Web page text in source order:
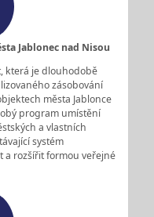
Jablonec nad Nisou
která je dlouhodobě
zásobování
města Jablonce
program umístění
a vlastních
systém
a rozšířit formou veřejné